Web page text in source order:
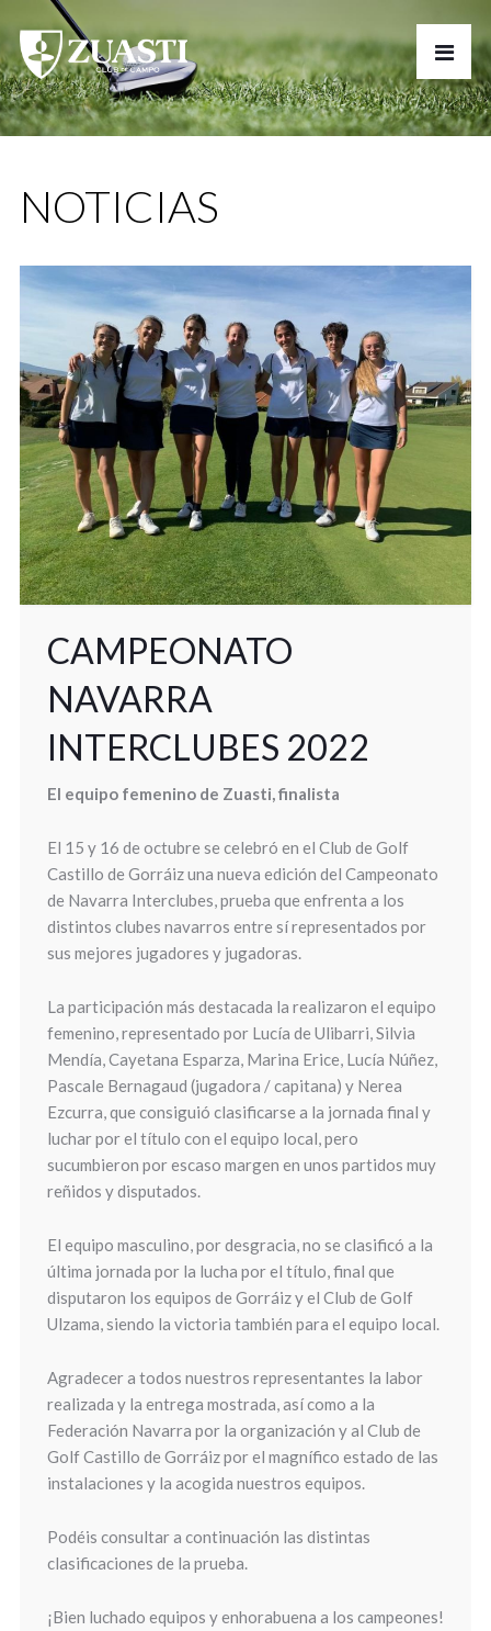
NOTICIAS
CAMPEONATO
NAVARRA
INTERCLUBES 2022
El equipo femenino de Zuasti, finalista
El 15 y 16 de octubre se celebró en el Club de Golf
Castillo de Gorráiz una nueva edición del Campeonato
de Navarra Interclubes, prueba que enfrenta a los
distintos clubes navarros entre sí representados por
sus mejores jugadores y jugadoras.
La participación más destacada la realizaron el equipo
femenino, representado por Lucía de Ulibarri, Silvia
Mendía, Cayetana Esparza, Marina Erice, Lucía Núñez,
Pascale Bernagaud (jugadora / capitana) y Nerea
Ezcurra, que consiguió clasificarse a la jornada final y
luchar por el título con el equipo local, pero
sucumbieron por escaso margen en unos partidos muy
reñidos y disputados.
El equipo masculino, por desgracia, no se clasificó a la
última jornada por la lucha por el título, final que
disputaron los equipos de Gorráiz y el Club de Golf
Ulzama, siendo la victoria también para el equipo local.
Agradecer a todos nuestros representantes la labor
realizada y la entrega mostrada, así como a la
Federación Navarra por la organización y al Club de
Golf Castillo de Gorráiz por el magnífico estado de las
instalaciones y la acogida nuestros equipos.
Podéis consultar a continuación las distintas
clasificaciones de la prueba.
¡Bien luchado equipos y enhorabuena a los campeones!